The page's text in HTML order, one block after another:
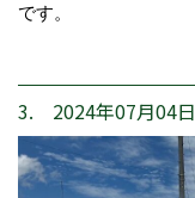
です。
3. 2024年07月04日